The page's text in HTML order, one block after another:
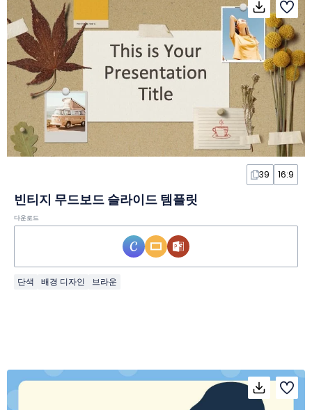
39 16:9
빈티지 무드보드 슬라이드 템플릿
다운로드
단색 배경 디자인 브라운